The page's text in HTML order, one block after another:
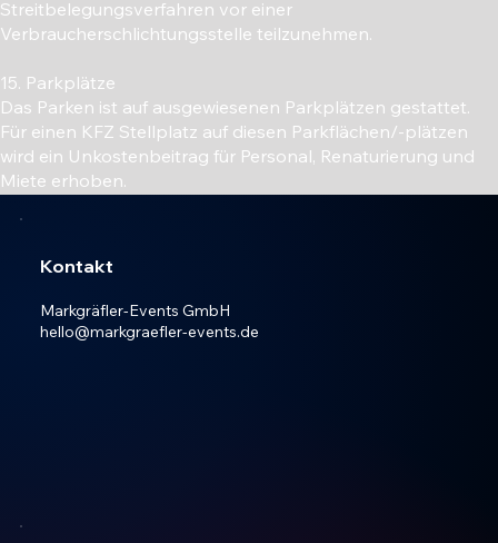
Streitbelegungsverfahren vor einer
Verbraucherschlichtungsstelle teilzunehmen.
15. Parkplätze
Das Parken ist auf ausgewiesenen Parkplätzen gestattet.
Für einen KFZ Stellplatz auf diesen Parkflächen/-plätzen
wird ein Unkostenbeitrag für Personal, Renaturierung und
Miete erhoben.
Kontakt
Markgräfler-Events GmbH
hello@markgraefler-events.de